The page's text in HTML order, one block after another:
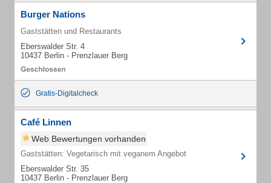
Burger Nations
Gaststätten und Restaurants
Eberswalder Str. 4
10437 Berlin - Prenzlauer Berg
Gratis-Digitalcheck
Café Linnen
Web Bewertungen vorhanden
Gaststätten: Vegetarisch mit veganem Angebot
Eberswalder Str. 35
10437 Berlin - Prenzlauer Berg